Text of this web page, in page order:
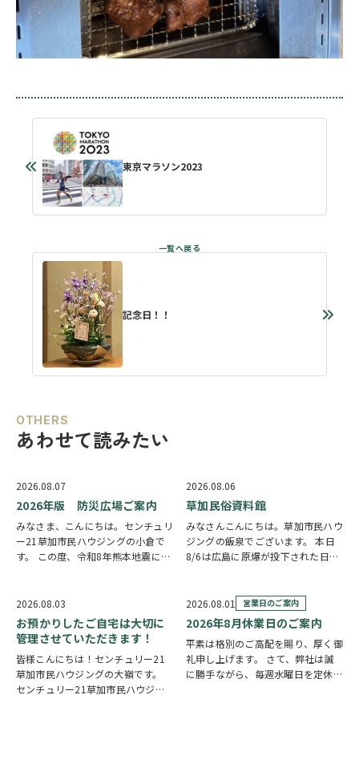
東京マラソン2023
記念日！！
OTHERS
あわせて読みたい
2026.08.07
2026年版 防災広場ご案内
みなさま、こんにちは。センチュリ
ー21草加市民ハウジングの小倉で
す。 この度、令和8年熊本地震によ
多い国です。草加市においても、他
人事ではなく、日頃から少しでも、
防災意識を高め…
2026.08.06
草加民俗資料館
みなさんこんにちは。草加市民ハウ
ジングの飯泉でございます。 本日
8/6は広島に原爆が投下された日に
もあります。 草加でも谷塚町、新
田などで空襲があったと言い伝えが
あります。草加…
2026.08.03
お預かりしたご自宅は大切に
管理させていただきます！
皆様こんにちは！センチュリー21
草加市民ハウジングの大嶺です。
センチュリー21草加市民ハウジン
2026.08.01 営業日のご案内
2026年8月休業日のご案内
平素は格別のご高配を賜り、厚く御
礼申し上げます。 さて、弊社は誠
に勝手ながら、毎週水曜日を定休日